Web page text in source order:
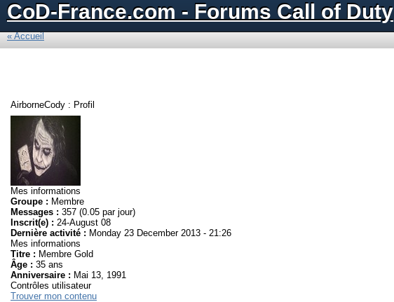
CoD-France.com - Forums Call of Duty
« Accueil
AirborneCody : Profil
Mes informations
Groupe : Membre
Messages : 357 (0.05 par jour)
Inscrit(e) : 24-August 08
Dernière activité : Monday 23 December 2013 - 21:26
Mes informations
Titre : Membre Gold
Âge : 35 ans
Anniversaire : Mai 13, 1991
Contrôles utilisateur
Trouver mon contenu